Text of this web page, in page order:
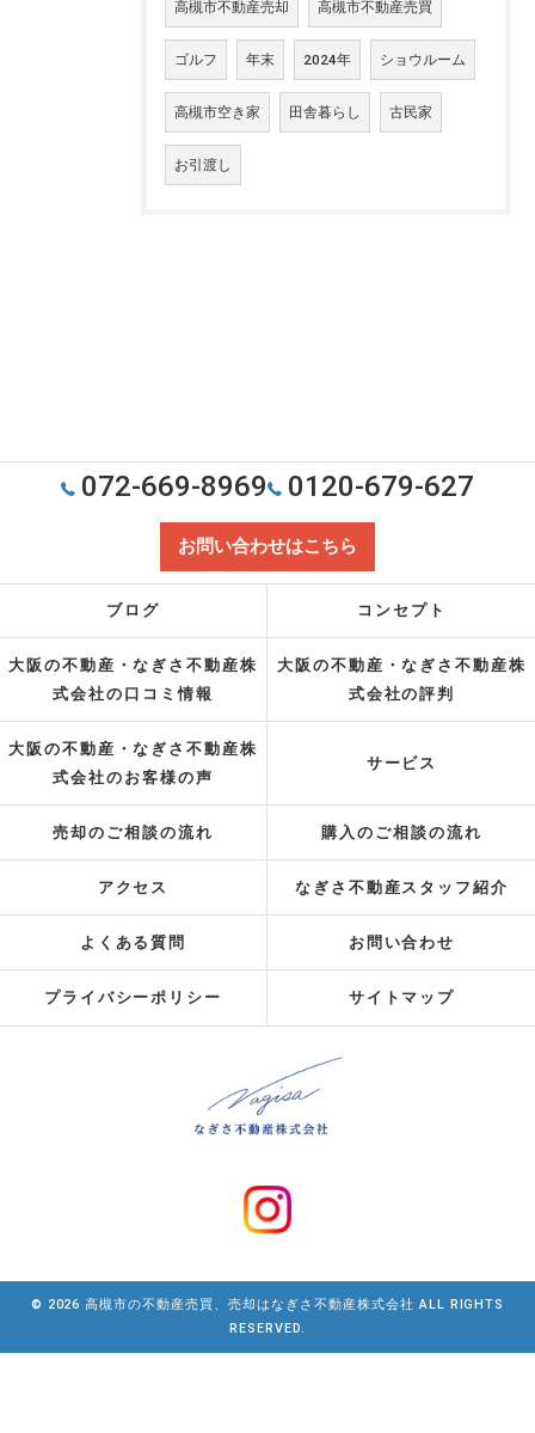
高槻市不動産売却 高槻市不動産売買
ゴルフ 年末 2024年 ショウルーム
高槻市空き家 田舎暮らし 古民家
お引渡し
072-669-8969 0120-679-627
お問い合わせはこちら
ブログ コンセプト
大阪の不動産・なぎさ不動産株
式会社の口コミ情報
大阪の不動産・なぎさ不動産株
式会社の評判
大阪の不動産・なぎさ不動産株
式会社のお客様の声
サービス
売却のご相談の流れ 購入のご相談の流れ
アクセス なぎさ不動産スタッフ紹介
よくある質問 お問い合わせ
プライバシーポリシー サイトマップ
© 2026 高槻市の不動産売買、売却はなぎさ不動産株式会社 ALL RIGHTS
RESERVED.